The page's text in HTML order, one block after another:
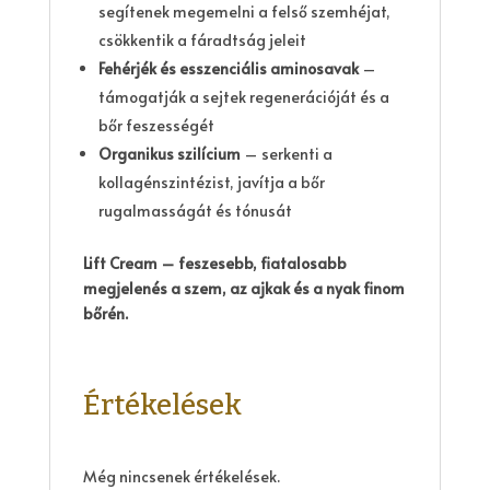
segítenek megemelni a felső szemhéjat,
csökkentik a fáradtság jeleit
Fehérjék és esszenciális aminosavak–
támogatják a sejtek regenerációját és a
bőr feszességét
Organikus szilícium – serkenti a
kollagénszintézist, javítja a bőr
rugalmasságát és tónusát
Lift Cream – feszesebb, fiatalosabb
megjelenés a szem, az ajkak és a nyak finom
bőrén.
Értékelések
Még nincsenek értékelések.